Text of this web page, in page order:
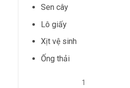
Sen cây
Lô giấy
Xịt vệ sinh
Ống thải
1